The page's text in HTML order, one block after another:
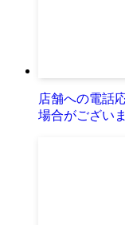
店舗への電話
場合がござい